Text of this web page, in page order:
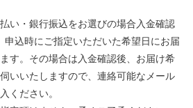
い・銀行振込をお選びの場合入金確認
申込時にご指定いただいた希望日にお届
す。その場合は入金確認後、お届け希
いいたしますので、連絡可能なメール
ください。